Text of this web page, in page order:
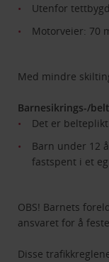
Utenfor
Motorveier: 70
Med mindre
Barnesikrings-/
Det er
Barn under 12
fastspent i et
OBS! Barnets
ansvaret for å
Disse